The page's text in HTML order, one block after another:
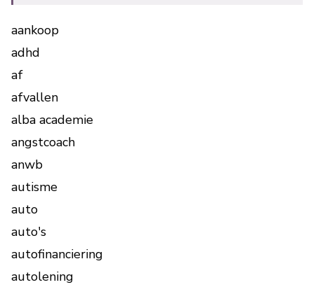
aankoop
adhd
af
afvallen
alba academie
angstcoach
anwb
autisme
auto
auto's
autofinanciering
autolening